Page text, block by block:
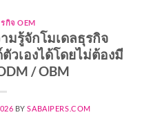
กิจ OEM
มรู้จักโมเดลธุรกิจ
วเองได้โดยไม่ต้องมี
/ OBM
BYSABAIPERS.COM